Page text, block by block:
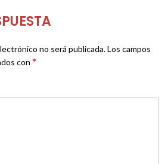
no será publicada.Los campos
con *